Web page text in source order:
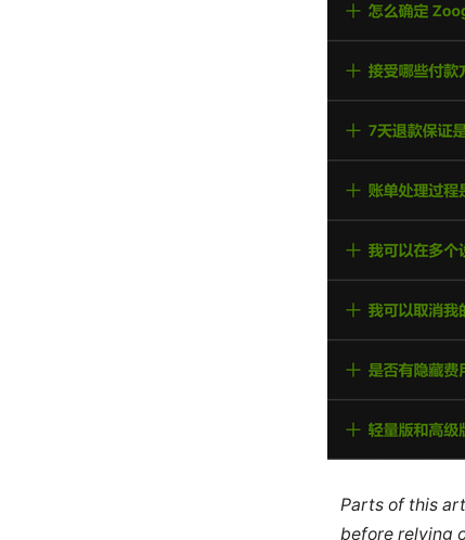
Parts of this
before relying